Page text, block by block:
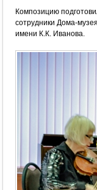
Композицию
сотрудники Дома-
имени К.К. Иванова.